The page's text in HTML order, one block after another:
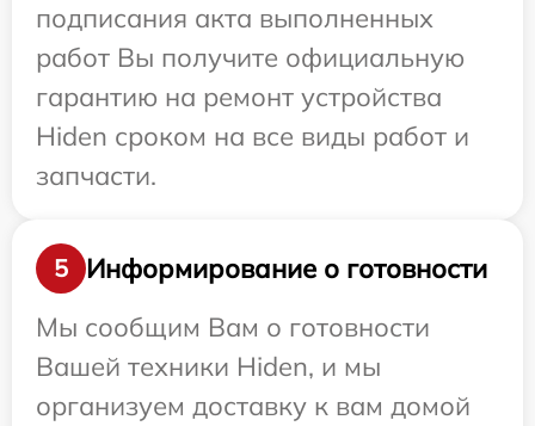
подписания акта выполненных
работ Вы получите официальную
гарантию на ремонт устройства
Hiden сроком на все виды работ и
запчасти.
5
Информирование о готовности
Мы сообщим Вам о готовности
Вашей техники Hiden, и мы
организуем доставку к вам домой